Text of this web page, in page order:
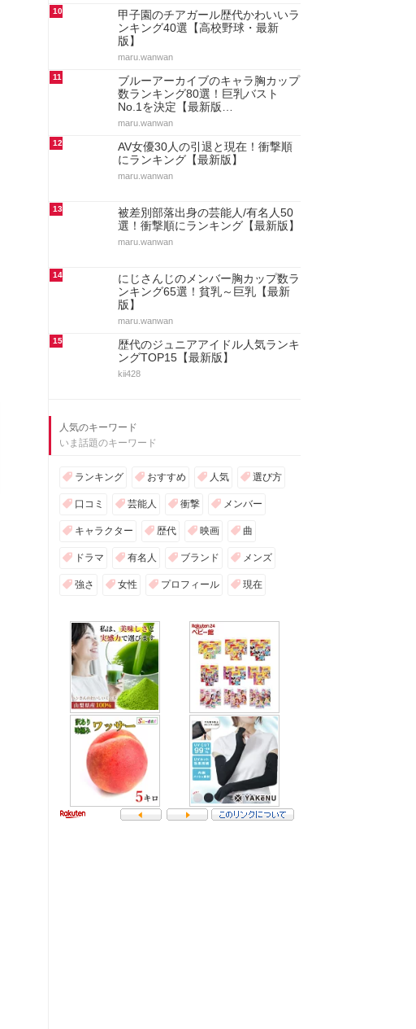
10
甲子園のチアガール歴代かわいいラ
ンキング40選【高校野球・最新
版】
maru.wanwan
11
ブルーアーカイブのキャラ胸カップ
数ランキング80選！巨乳バスト
No.1を決定【最新版…
maru.wanwan
12
AV女優30人の引退と現在！衝撃順
にランキング【最新版】
maru.wanwan
13
被差別部落出身の芸能人/有名人50
選！衝撃順にランキング【最新版】
maru.wanwan
14
にじさんじのメンバー胸カップ数ラ
ンキング65選！貧乳～巨乳【最新
版】
maru.wanwan
15
歴代のジュニアアイドル人気ランキ
ングTOP15【最新版】
kii428
人気のキーワード
いま話題のキーワード
ランキング おすすめ 人気 選び方
口コミ 芸能人 衝撃 メンバー
キャラクター 歴代 映画 曲
ドラマ 有名人 ブランド メンズ
強さ 女性 プロフィール 現在